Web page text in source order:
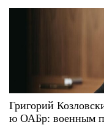
Григорий
ю ОАБр: военным